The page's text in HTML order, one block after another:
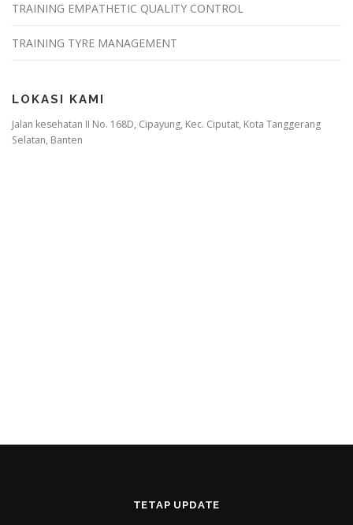
TRAINING EMPATHETIC QUALITY CONTROL
TRAINING TYRE MANAGEMENT
LOKASI KAMI
Jalan kesehatan II No. 168D, Cipayung, Kec. Ciputat, Kota Tanggerang
Selatan, Banten
TETAP UPDATE